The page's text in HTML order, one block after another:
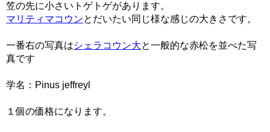
笠の先に小さいトゲトゲがあります。
マリティマコウンとだいたい同じ様な感じの大きさです。
一番右の写真はシェラコウン大と一般的な赤松を並べた写
真です
学名：Pinus jeffreyl
１個の価格になります。